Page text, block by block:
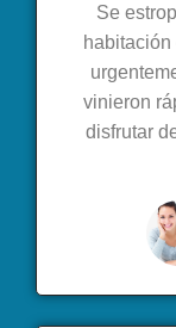
Se
vinieron
disfrutar